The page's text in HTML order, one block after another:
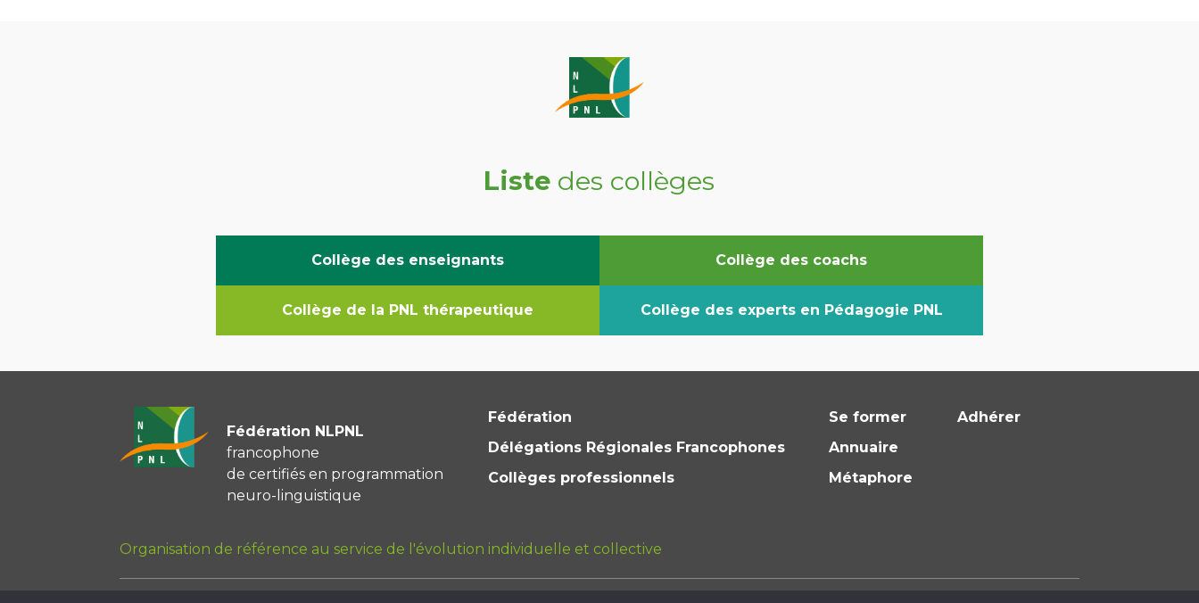
Liste des collèges
Collège des enseignants Collège des coachs
Collège de la PNL thérapeutique Collège des experts en Pédagogie PNL
Fédération NLPNL
francophone
de certifiés en programmation
neuro-linguistique
Fédération
Délégations Régionales Francophones
Collèges professionnels
Se former
Annuaire
Métaphore
Adhérer
Organisation de référence au service de l'évolution individuelle et collective